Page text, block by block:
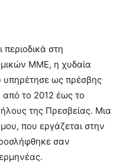
στη
ΜΜΕ, η χυδαία
ως πρέσβης
το 2012 έως το
της Πρεσβείας. Μια
που εργάζεται στην
σαν